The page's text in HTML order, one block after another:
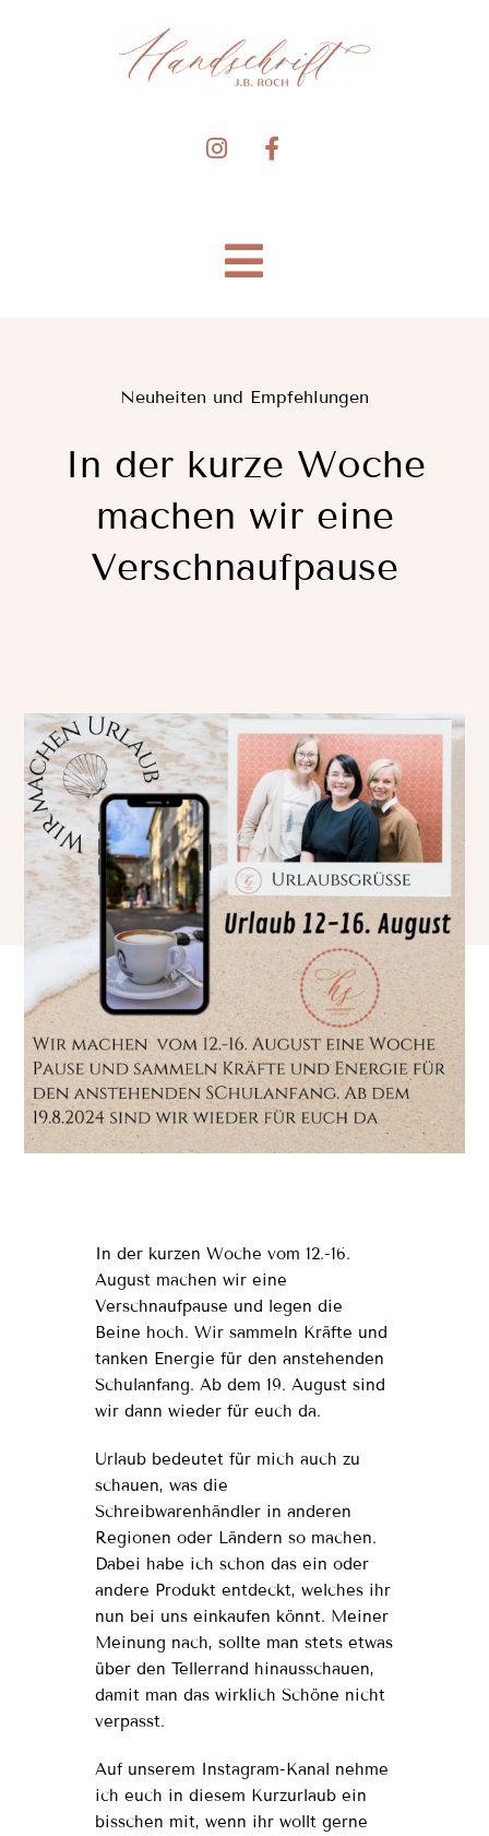
Toggle
SORTIMENT
ÜBER UNS
Neuheiten und Empfehlungen
In der kurze Woche
machen wir eine
Verschnaufpause
In der kurzen Woche vom 12.-16.
August machen wir eine
Verschnaufpause und legen die
Beine hoch. Wir sammeln Kräfte und
tanken Energie für den anstehenden
Schulanfang. Ab dem 19. August sind
wir dann wieder für euch da.
Urlaub bedeutet für mich auch zu
schauen, was die
Schreibwarenhändler in anderen
Regionen oder Ländern so machen.
Dabei habe ich schon das ein oder
andere Produkt entdeckt, welches ihr
nun bei uns einkaufen könnt. Meiner
Meinung nach, sollte man stets etwas
über den Tellerrand hinausschauen,
damit man das wirklich Schöne nicht
verpasst.
Auf unserem Instagram-Kanal nehme
ich euch in diesem Kurzurlaub ein
bisschen mit, wenn ihr wollt gerne